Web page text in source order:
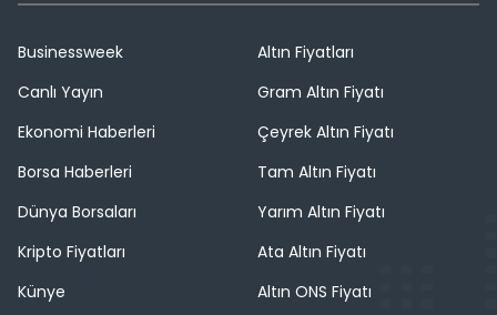
Businessweek
Canlı Yayın
Ekonomi Haberleri
Borsa Haberleri
Dünya Borsaları
Kripto Fiyatları
Künye
Altın Fiyatları
Gram Altın Fiyatı
Çeyrek Altın Fiyatı
Tam Altın Fiyatı
Yarım Altın Fiyatı
Ata Altın Fiyatı
Altın ONS Fiyatı